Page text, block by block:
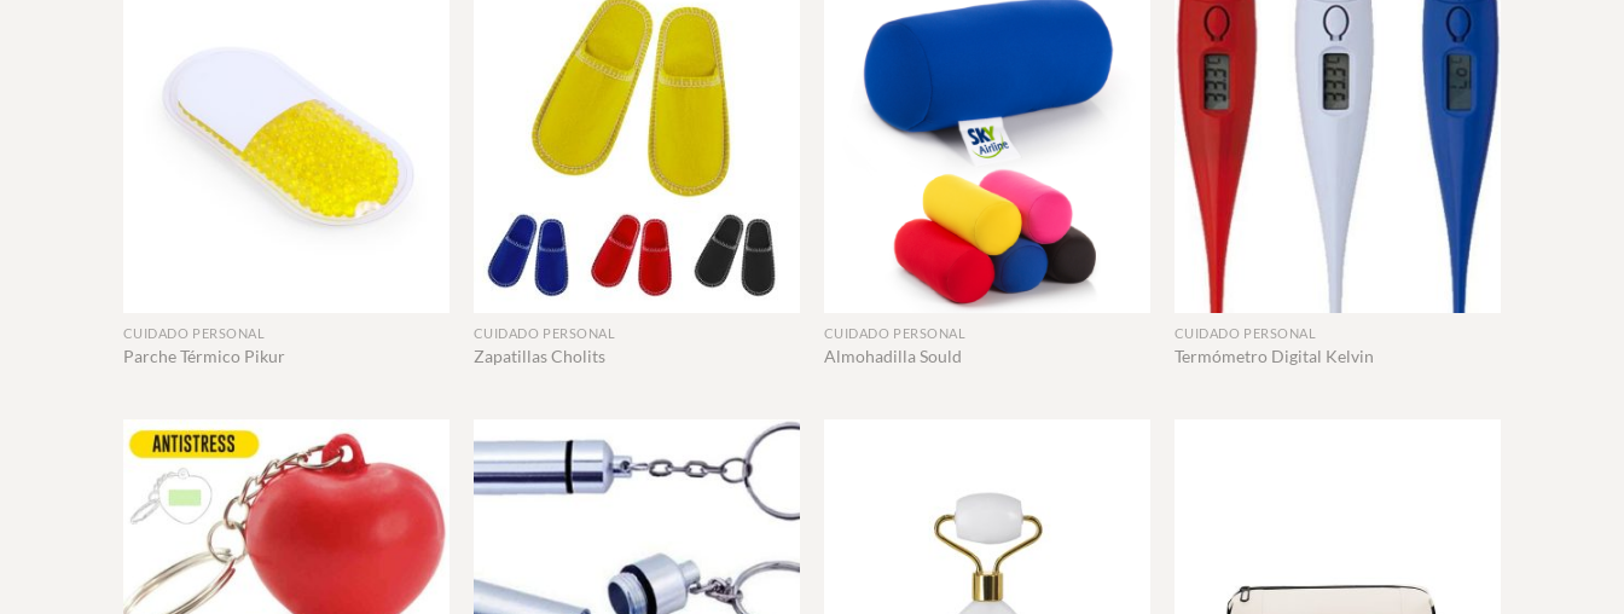
CUIDADO PERSONAL
Parche Térmico Pikur
+
CUIDADO PERSONAL
Zapatillas Cholits
CUIDADO PERSONAL
Almohadilla Sould
+
CUIDADO PERSONAL
Termómetro Digital Kelvin